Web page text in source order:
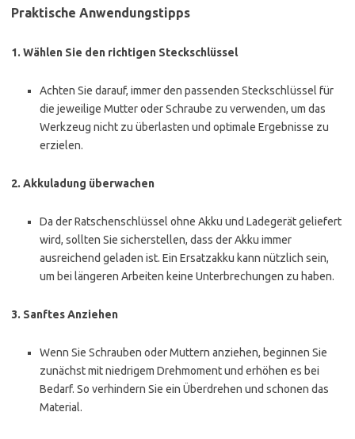
Praktische Anwendungstipps
1. Wählen Sie den richtigen Steckschlüssel
Achten Sie darauf, immer den passenden Steckschlüssel für
die jeweilige Mutter oder Schraube zu verwenden, um das
Werkzeug nicht zu überlasten und optimale Ergebnisse zu
erzielen.
2. Akkuladung überwachen
Da der Ratschenschlüssel ohne Akku und Ladegerät geliefert
wird, sollten Sie sicherstellen, dass der Akku immer
ausreichend geladen ist. Ein Ersatzakku kann nützlich sein,
um bei längeren Arbeiten keine Unterbrechungen zu haben.
3. Sanftes Anziehen
Wenn Sie Schrauben oder Muttern anziehen, beginnen Sie
zunächst mit niedrigem Drehmoment und erhöhen es bei
Bedarf. So verhindern Sie ein Überdrehen und schonen das
Material.